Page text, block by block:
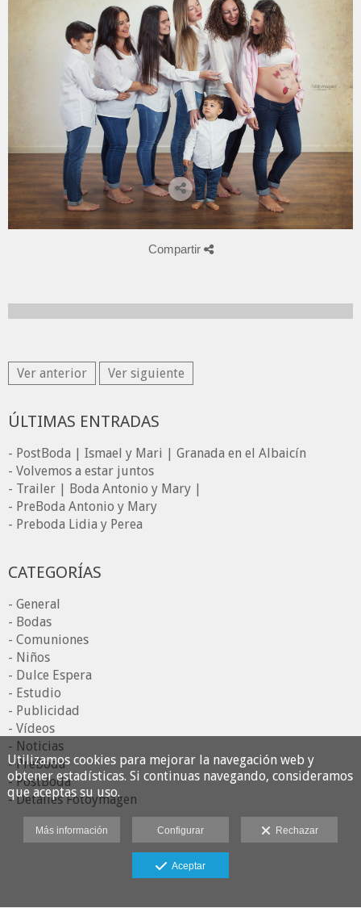
Compartir
Ver anterior Ver siguiente
ÚLTIMAS ENTRADAS
- PostBoda | Ismael y Mari | Granada en el Albaicín
- Volvemos a estar juntos
- Trailer | Boda Antonio y Mary |
- PreBoda Antonio y Mary
- Preboda Lidia y Perea
CATEGORÍAS
- General
- Bodas
- Comuniones
- Niños
- Dulce Espera
- Estudio
- Publicidad
- Vídeos
- Noticias
- PreBoda
- PostBoda
- Detalles Fotoymagen
Utilizamos cookies para mejorar la navegación web y
obtener estadísticas. Si continuas navegando, consideramos
que aceptas su uso.
Más información Configurar Rechazar
Aceptar